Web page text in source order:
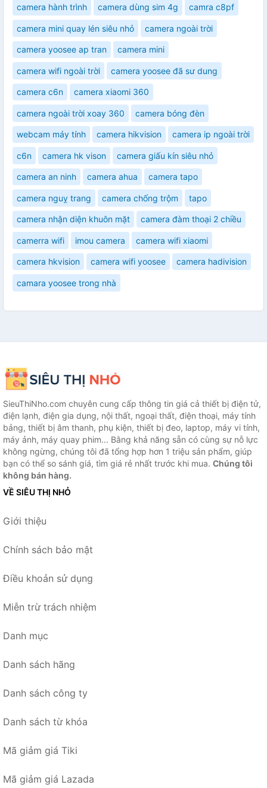
camera hành trình camera dùng sim 4g camra c8pf
camera mini quay lén siêu nhỏ camera ngoài trời
camera yoosee ap tran camera mini
camera wifi ngoài trời camera yoosee đã sư dung
camera c6n camera xiaomi 360
camera ngoài trời xoay 360 camera bóng đèn
webcam máy tính camera hikvision camera ip ngoài trời
c6n camera hk vison camera giấu kín siêu nhỏ
camera an ninh camera ahua camera tapo
camera nguỵ trang camera chống trộm tapo
camera nhận diện khuôn mặt camera đàm thoại 2 chiều
camerra wifi imou camera camera wifi xiaomi
camera hkvision camera wifi yoosee camera hadivision
camara yoosee trong nhà
SieuThiNho.com chuyên cung cấp thông tin giá cả thiết bị điện tử,
điện lạnh, điện gia dụng, nội thất, ngoại thất, điện thoại, máy tính
bảng, thiết bị âm thanh, phụ kiện, thiết bị đeo, laptop, máy vi tính,
máy ảnh, máy quay phim... Bằng khả năng sẵn có cùng sự nỗ lực
không ngừng, chúng tôi đã tổng hợp hơn 1 triệu sản phẩm, giúp
bạn có thể so sánh giá, tìm giá rẻ nhất trước khi mua. Chúng tôi
không bán hàng.
VỀ SIÊU THỊ NHỎ
Giới thiệu
Chính sách bảo mật
Điều khoản sử dụng
Miễn trừ trách nhiệm
Danh mục
Danh sách hãng
Danh sách công ty
Danh sách từ khóa
Mã giảm giá Tiki
Mã giảm giá Lazada